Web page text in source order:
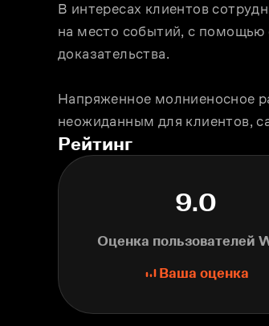
В интересах клиентов
на место событий, с
доказательства.
Напряженное молниеносное
неожиданным для клиентов,
Рейтинг
9.0
Оценка пользователей
Ваша оценка